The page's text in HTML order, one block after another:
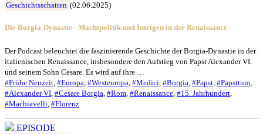
Geschichtsschatten (02.06.2025)
Die Borgia-Dynastie - Machtpolitik und Intrigen in der Renaissance
Der Podcast beleuchtet die faszinierende Geschichte der Borgia-Dynastie in der
italienischen Renaissance, insbesondere den Aufstieg von Papst Alexander VI.
und seinem Sohn Cesare. Es wird auf ihre …
#Frühe Neuzeit, #Europa, #Westeuropa, #Medici, #Borgia, #Papst, #Papsttum,
#Alexander VI, #Cesare Borgia, #Rom, #Renaissance, #15. Jahrhundert,
#Machiavelli, #Florenz
EPISODE